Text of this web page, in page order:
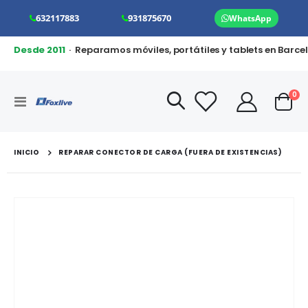
632117883 931875670 WhatsApp
Desde 2011· Reparamos móviles, portátiles y tablets en
Toggle
Cart
0
INICIO REPARAR CONECTOR DE CARGA (FUERA DE EXISTENCIAS)